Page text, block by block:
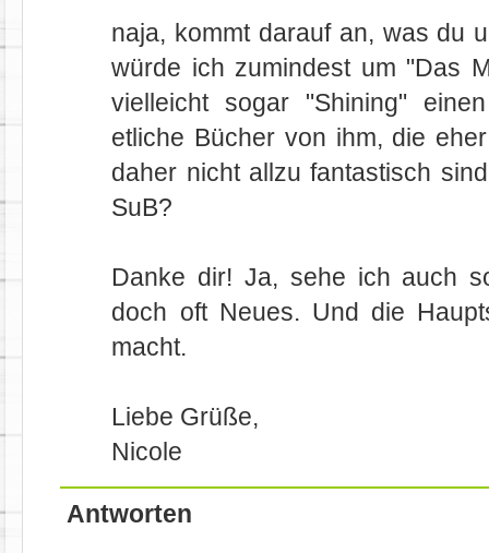
naja, kommt darauf an, was du
würde ich zumindest um "Das
vielleicht sogar "Shining"
etliche Bücher von ihm, die
daher nicht allzu fantastisch
SuB?
Danke dir! Ja, sehe ich auch
doch oft Neues. Und die
macht.
Liebe Grüße,
Nicole
Antworten